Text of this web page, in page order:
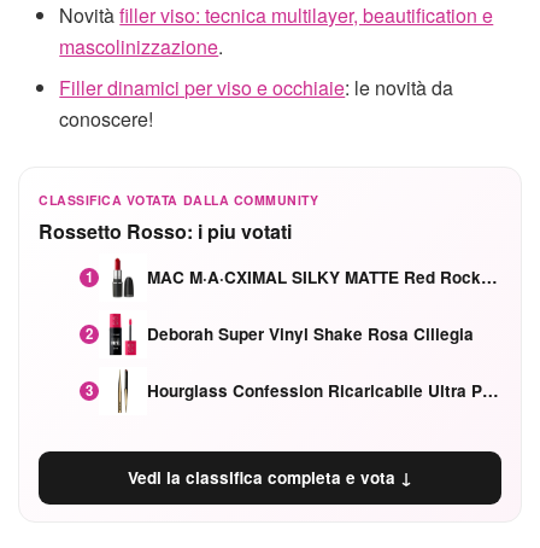
Novitàfiller viso: tecnica multilayer, beautification e
mascolinizzazione.
Filler dinamici per viso e occhiaie: le novità da
conoscere!
CLASSIFICA VOTATA DALLA COMMUNITY
Rossetto Rosso: i piu votati
1 MAC M·A·CXIMAL SILKY MATTE Red Rock mat
2 Deborah Super Vinyl Shake Rosa Ciliegia
3 Hourglass Confession Ricaricabile Ultra Preciso Ad Alta Intensità Secretly Classic Red
Vedi la classifica completa e vota ↓